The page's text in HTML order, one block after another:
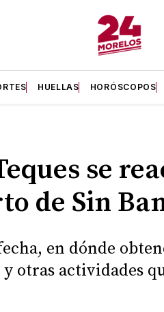
HUELLAS HORÓSCOPOS
se
de Sin
en dónde
y otras actividades